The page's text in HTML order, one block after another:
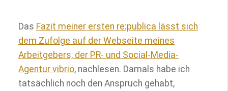
Das Fazit meiner ersten re:publica lässt sich
dem Zufolge auf der Webseite meines
Arbeitgebers, der PR- und Social-Media-
Agentur vibrio, nachlesen. Damals habe ich
tatsächlich noch den Anspruch gehabt,